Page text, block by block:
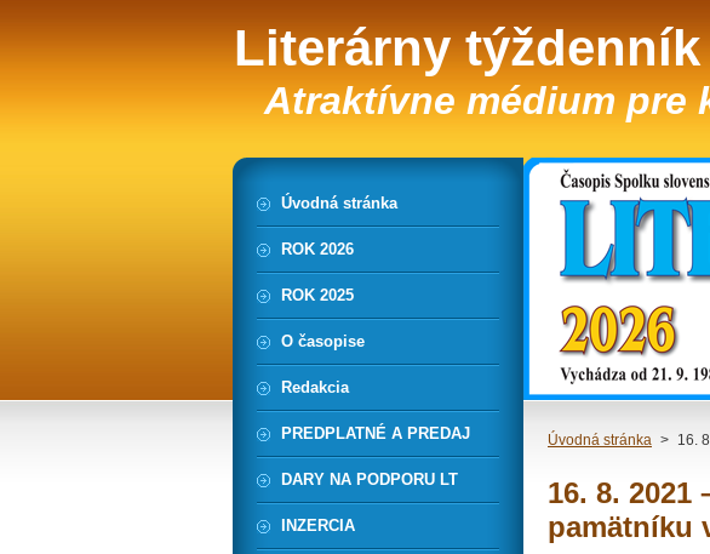
Literárny týždenník
Atraktívne médium
Úvodná stránka > 16.
16. 8. 2021
pamätníku
Úvodná stránka
ROK 2026
ROK 2025
O časopise
Redakcia
PREDPLATNÉ A PREDAJ
DARY NA PODPORU LT
INZERCIA